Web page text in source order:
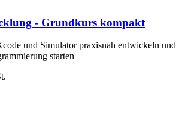
- Grundkurs kompakt
und Simulator praxisnah entwickeln und
starten